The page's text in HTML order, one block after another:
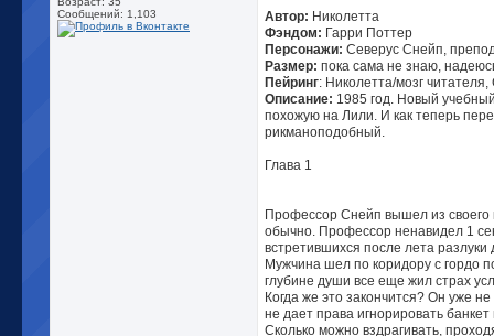
Сообщений: 1,103
Автор: Николетта
Фэндом: Гарри Поттер
Персонажи: Северус Снейп,
Размер: пока сама не знаю,
Пейринг: Николетта/мозг
Описание: 1985 год. Новый
похожую на Лили. И как теперь
рикманоподобный.
Глава 1
Профессор Снейп вышел из
обычно. Профессор ненавидел 1
встретившихся после лета
Мужчина шел по коридору с гордо
глубине души все еще жил страх
Когда же это закончится? Он уже
не дает права игнорировать
Сколько можно вздрагивать,